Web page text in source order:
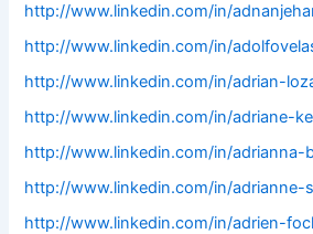
http://www.linkedin.com/in/
http://www.linkedin.com/in/
http://www.linkedin.com/in/adrian-
http://www.linkedin.com/in/adriane-
http://www.linkedin.com/in/adrianna-
http://www.linkedin.com/in/adrianne-
http://www.linkedin.com/in/adrien-